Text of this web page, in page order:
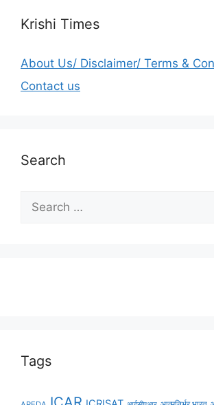
Krishi Times
About Us/ Disclaimer/ Terms &
Contact us
Search
Tags